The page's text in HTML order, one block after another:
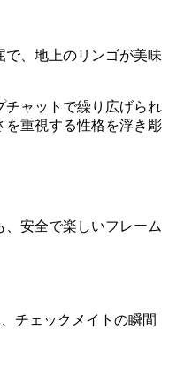
、地上のリンゴが美味
チャットで繰り広げられ
重視する性格を浮き彫
安全で楽しいフレーム
チェックメイトの瞬間